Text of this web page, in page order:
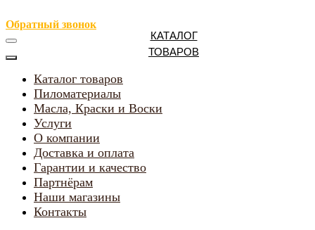
Обратный звонок
Каталог товаров
Пиломатериалы
Масла, Краски и Воски
Услуги
О компании
Доставка и оплата
Гарантии и качество
Партнёрам
Наши магазины
Контакты
КАТАЛОГ
ТОВАРОВ